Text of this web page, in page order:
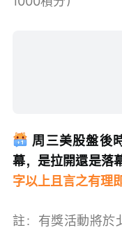
周三美股盤後
幕，是拉開還是落
字以上且言之有理
註：有獎活動將